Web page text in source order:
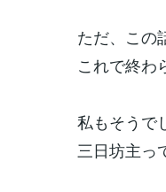
ただ、この
これで終わ
私もそうで
三日坊主っ